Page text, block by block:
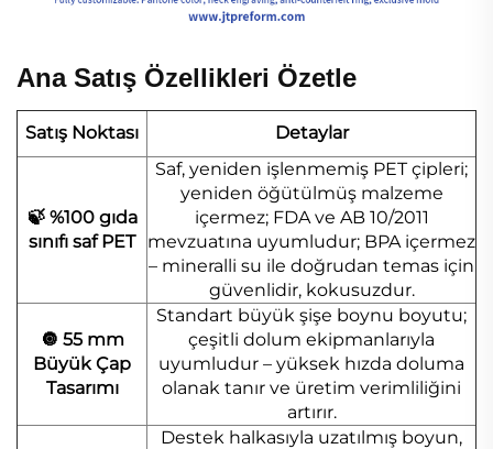
Ana Satış Özellikleri Özetle
Satış Noktası Detaylar
🍃 %100 gıda
sınıfı saf PET
Saf, yeniden işlenmemiş PET çipleri;
yeniden öğütülmüş malzeme
içermez; FDA ve AB 10/2011
mevzuatına uyumludur; BPA içermez
– mineralli su ile doğrudan temas için
güvenlidir, kokusuzdur.
🔘 55 mm
Büyük Çap
Tasarımı
Standart büyük şişe boynu boyutu;
çeşitli dolum ekipmanlarıyla
uyumludur – yüksek hızda doluma
olanak tanır ve üretim verimliliğini
artırır.
Destek halkasıyla uzatılmış boyun,